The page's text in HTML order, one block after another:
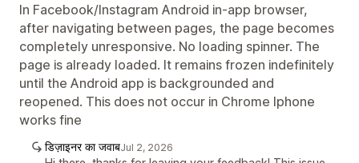
In Facebook/Instagram Android in-app browser,
after navigating between pages, the page becomes
completely unresponsive. No loading spinner. The
page is already loaded. It remains frozen indefinitely
until the Android app is backgrounded and
reopened. This does not occur in Chrome Iphone
works fine
डिज़ाइनर का जवाबJul 2, 2026